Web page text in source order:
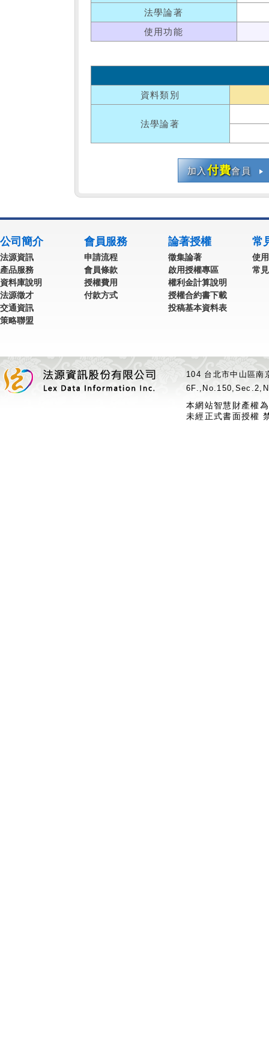
法學論著
使用功能
資料類別
法學論著
加入付費會員
公司簡介
法源資訊
產品服務
資料庫說明
法源徵才
交通資訊
策略聯盟
會員服務
申請流程
會員條款
授權費用
付款方式
論著授權
徵集論著
啟用授權專區
權利金計算說明
授權合約書下載
投稿基本資料表
常
使
常
104 台北市中山區
本網站智慧財產權
未經正式書面授權